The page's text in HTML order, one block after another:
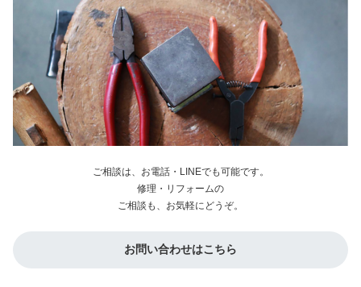
ご相談は、お電話・LINEでも可能です。
修理・リフォームの
ご相談も、お気軽にどうぞ。
お問い合わせはこちら